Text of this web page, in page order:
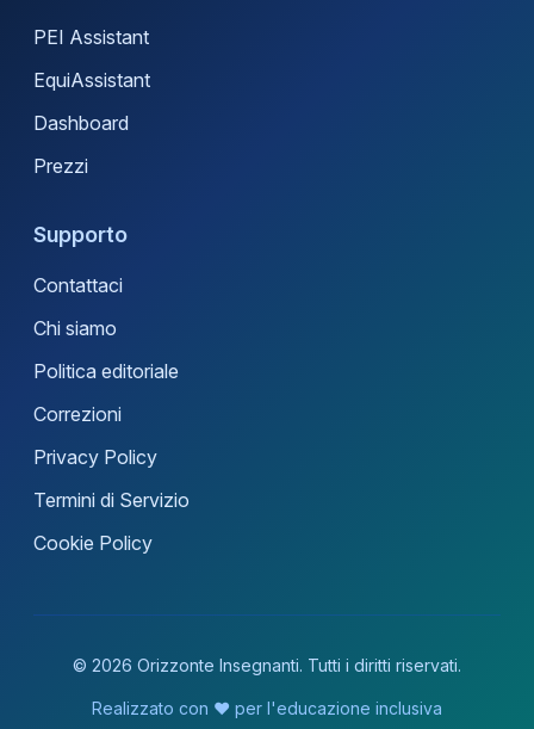
PEI Assistant
EquiAssistant
Dashboard
Prezzi
Supporto
Contattaci
Chi siamo
Politica editoriale
Correzioni
Privacy Policy
Termini di Servizio
Cookie Policy
© 2026 Orizzonte Insegnanti. Tutti i diritti riservati.
Realizzato con ❤️ per l'educazione inclusiva